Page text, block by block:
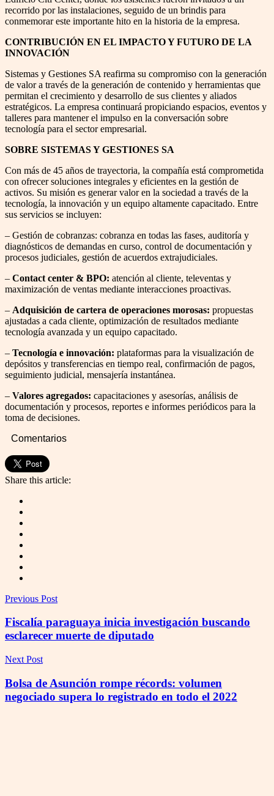
recorrido por las instalaciones, seguido de un brindis para
conmemorar este importante hito en la historia de la empresa.
CONTRIBUCIÓN EN EL IMPACTO Y FUTURO DE LA
INNOVACIÓN
Sistemas y Gestiones SA reafirma su compromiso con la generación
de valor a través de la generación de contenido y herramientas que
permitan el crecimiento y desarrollo de sus clientes y aliados
estratégicos. La empresa continuará propiciando espacios, eventos y
talleres para mantener el impulso en la conversación sobre
tecnología para el sector empresarial.
SOBRE SISTEMAS Y GESTIONES SA
Con más de 45 años de trayectoria, la compañía está comprometida
con ofrecer soluciones integrales y eficientes en la gestión de
activos. Su misión es generar valor en la sociedad a través de la
tecnología, la innovación y un equipo altamente capacitado. Entre
sus servicios se incluyen:
– Gestión de cobranzas: cobranza en todas las fases, auditoría y
diagnósticos de demandas en curso, control de documentación y
procesos judiciales, gestión de acuerdos extrajudiciales.
– Contact center & BPO: atención al cliente, televentas y
maximización de ventas mediante interacciones proactivas.
– Adquisición de cartera de operaciones morosas: propuestas
ajustadas a cada cliente, optimización de resultados mediante
tecnología avanzada y un equipo capacitado.
– Tecnología e innovación: plataformas para la visualización de
depósitos y transferencias en tiempo real, confirmación de pagos,
seguimiento judicial, mensajería instantánea.
– Valores agregados: capacitaciones y asesorías, análisis de
documentación y procesos, reportes e informes periódicos para la
toma de decisiones.
Comentarios
Share this article:
Previous Post
Fiscalía paraguaya inicia investigación buscando
esclarecer muerte de diputado
Next Post
Bolsa de Asunción rompe récords: volumen
negociado supera lo registrado en todo el 2022